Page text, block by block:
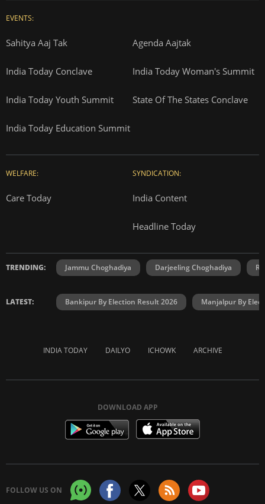
EVENTS:
Sahitya Aaj Tak Agenda Aajtak
India Today Conclave India Today Woman's Summit
India Today Youth Summit State Of The States Conclave
India Today Education Summit
WELFARE:
Care Today
SYNDICATION:
India Content
Headline Today
TRENDING: Jammu Choghadiya Darjeeling Choghadiya
LATEST: Bankipur By Election Result 2026 Manjalpur By
INDIA TODAY DAILYO ICHOWK ARCHIVE
DOWNLOAD APP
FOLLOW US ON